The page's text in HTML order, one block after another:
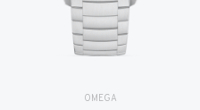
OMEGA